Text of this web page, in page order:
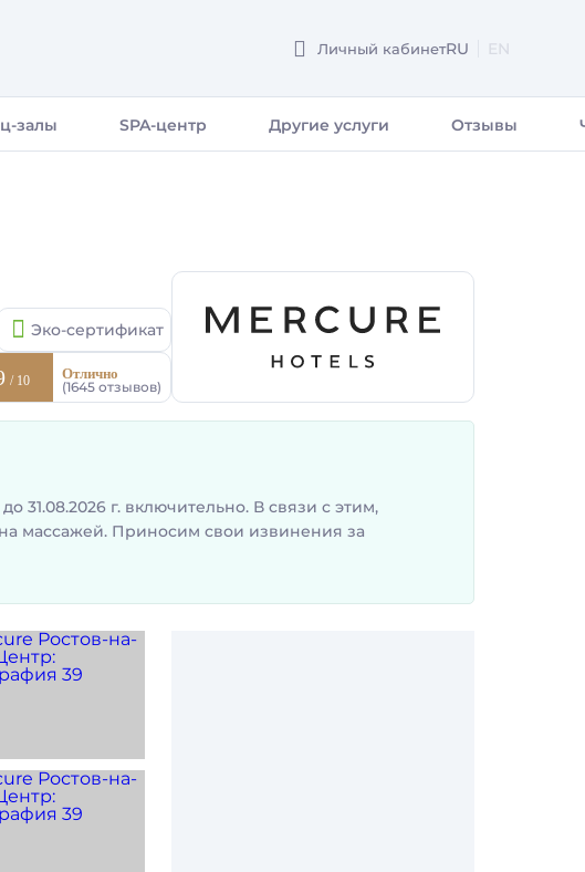
Личный кабинетRU ENGLISH
EN
залы SPA-центр Другие услуги Отзывы
Эко-сертификат
/ 10
Отлично
(1645 отзывов)
31.08.2026 г. включительно. В связи с этим,
массажей. Приносим свои извинения за